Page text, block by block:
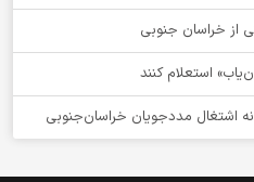
استعلام کنند